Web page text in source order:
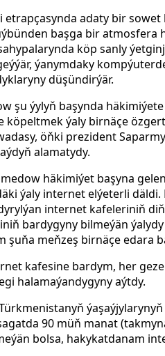
etrapçasynda adaty bir
başga bir atmosfera
köp sanly
ýanymdaky
düşündirýär.
şu ýylyň başynda
köpeltmek ýaly birnäçe
öňki prezident
alamatydy.
häkimiýet başyna
ýaly internet elýeterli
internet kafeleriniň
bardygyny bilmeýän
şuňa meňzeş birnäçe edara
kafesine bardym, her
halamaýandygyny aýtdy.
90 müň manat
bolsa, hakykatdanam